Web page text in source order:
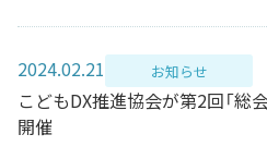
2024.02.21 お知らせ
こどもDX推進協会が第2回「総
開催